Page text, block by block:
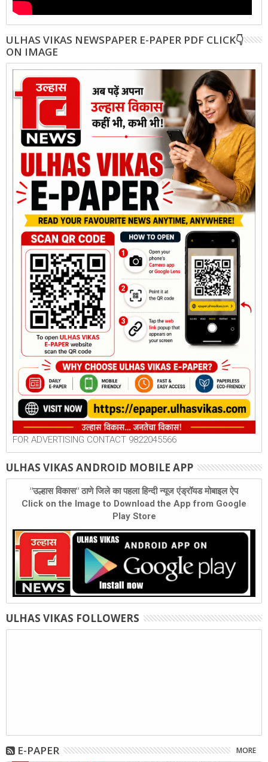
ULHAS VIKAS NEWSPAPER E-PAPER PDF CLICK👇
ON IMAGE
FOR ADVERTISING CONTACT 9822045566
ULHAS VIKAS ANDROID MOBILE APP
"उल्हास विकास" ठाणे जिले का पहला हिन्दी न्यूज एंड्रॉयड मोबाइल ऐप
Click on the Image to Download the App from Google
Play Store
ULHAS VIKAS FOLLOWERS
E-PAPER MORE